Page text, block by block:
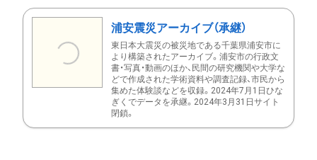
浦安震災アーカイブ（承継）
東日本大震災の被災地である千葉県浦安市に
より構築されたアーカイブ。浦安市の行政文
書・写真・動画のほか、民間の研究機関や大学な
どで作成された学術資料や調査記録、市民から
集めた体験談などを収録。2024年7月1日ひな
ぎくでデータを承継。2024年3月31日サイト
閉鎖。